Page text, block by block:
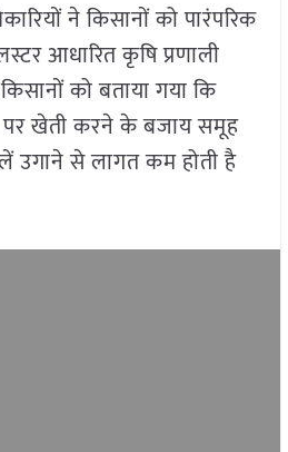
ने किसानों को पारंपरिक
आधारित कृषि प्रणाली
को बताया गया कि
खेती करने के बजाय समूह
से लागत कम होती है